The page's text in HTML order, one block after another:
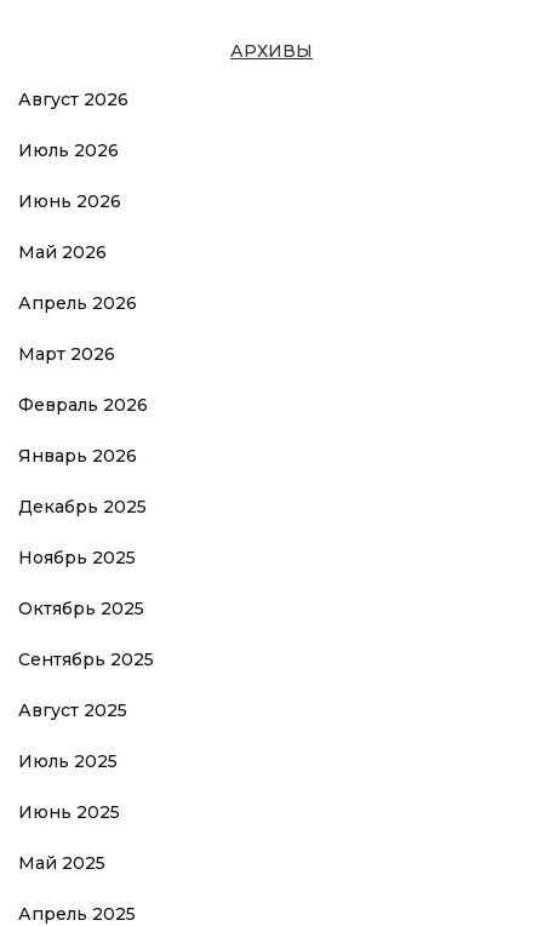
АРХИВЫ
Август 2026
Июль 2026
Июнь 2026
Май 2026
Апрель 2026
Март 2026
Февраль 2026
Январь 2026
Декабрь 2025
Ноябрь 2025
Октябрь 2025
Сентябрь 2025
Август 2025
Июль 2025
Июнь 2025
Май 2025
Апрель 2025